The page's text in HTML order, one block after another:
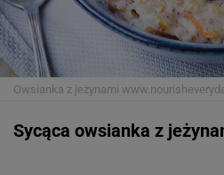
Owsianka z jeżynami
Sycąca owsianka z